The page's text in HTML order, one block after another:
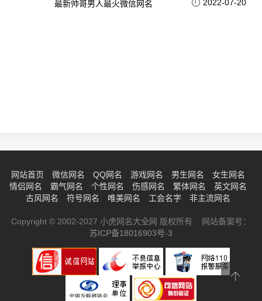
最新帅哥男人最火微信网名 2022-07-20
网站首页 微信网名 QQ网名 游戏网名 男生网名
女生网名
情侣网名
霸气网名 个性网名 伤感网名 繁体网名
英文网名
古风网名
符号网名 唯美网名 工会名字 非主流网名
Copyright © 2002-2027 小虎网名大全网 版权所有 网站备案号：
苏ICP备18016903号-3